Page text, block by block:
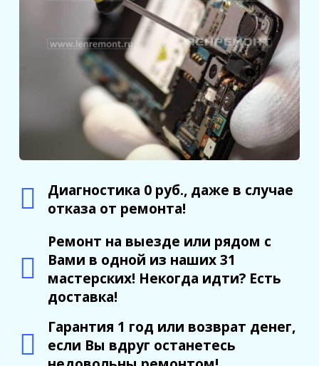
Диагностика 0 руб., даже в случае
отказа от ремонта!
Ремонт на выезде или рядом с
Вами в одной из наших 31
мастерских! Некогда идти? Есть
доставка!
Гарантия 1 год или возврат денег,
если Вы вдруг останетесь